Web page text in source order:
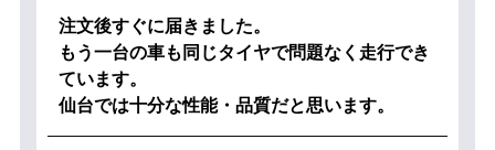
注文後すぐに届きました。
もう一台の車も同じタイヤで問題なく走行でき
ています。
仙台では十分な性能・品質だと思います。